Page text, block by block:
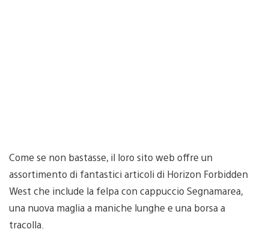
Come se non bastasse, il loro sito web offre un
assortimento di fantastici articoli di Horizon Forbidden
West che include la felpa con cappuccio Segnamarea,
una nuova maglia a maniche lunghe e una borsa a
tracolla.